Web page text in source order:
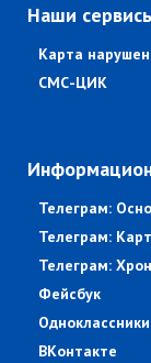
Наши
Карта
СМС-ЦИК
Телеграм:
Телеграм:
Телеграм:
Фейсбук
Одноклассники
ВКонтакте